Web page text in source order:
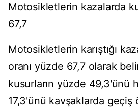
Motosikletlerin kazalarda
67,7
Motosikletlerin karıştığı
oranı yüzde 67,7 olarak
kusurların yüzde 49,3'ünü
17,3'ünü kavşaklarda geçiş